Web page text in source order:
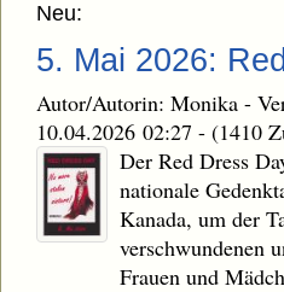
Neu:
5. Mai 2026:
Autor/Autorin: Monika-
10.04.2026 02:27-(1410
Der Red Dress
nationale
Kanada, um der
verschwundenen
Frauen und